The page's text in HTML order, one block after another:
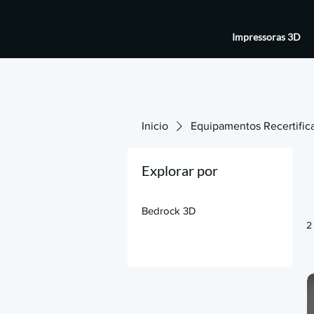
Impressoras 3D
Inicio Equipamentos
Explorar por
Bedrock 3D